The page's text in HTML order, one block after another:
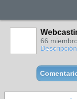
66
Descripción